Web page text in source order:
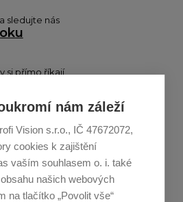
nám záleží
Vision s.r.o., IČ 47672072,
cookies k zajištění
vaším souhlasem o. i. také
našich webových
na tlačítko „Povolit vše“
sledujte nás
si přímo říkají